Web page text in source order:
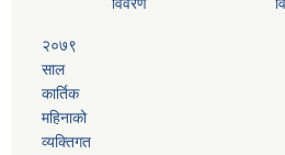
२०७९
साल
कार्तिक
महिनाको
व्यक्तिगत